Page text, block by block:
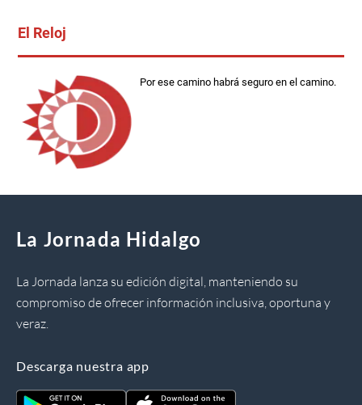
El Reloj
Por ese camino habrá seguro en el camino.
La Jornada Hidalgo
La Jornada lanza su edición digital, manteniendo su
compromiso de ofrecer información inclusiva, oportuna y
veraz.
Descarga nuestra app